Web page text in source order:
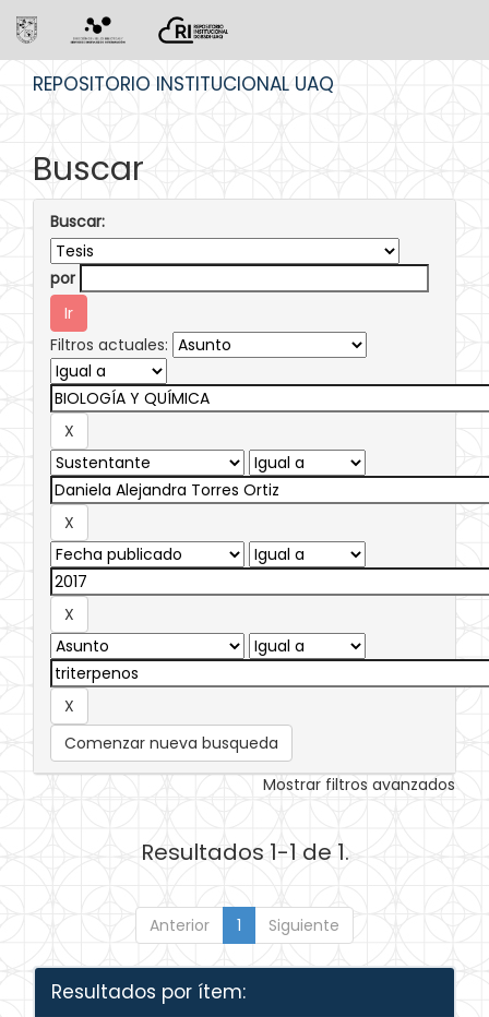
REPOSITORIO INSTITUCIONAL UAQ
Buscar
Buscar:
por
Filtros actuales:
Comenzar nueva busqueda
Mostrar filtros avanzados
Resultados 1-1 de 1.
Anterior 1 Siguiente
Resultados por ítem: